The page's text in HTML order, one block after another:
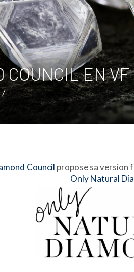
COUNCIL EN VF
/
Council propose sa version
Only Natural